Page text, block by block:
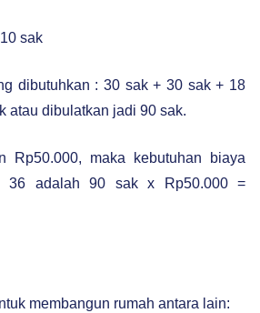
sak
dibutuhkan : 30 sak + 30 sak + 18
atau dibulatkan jadi 90 sak.
Rp50.000, maka kebutuhan biaya
36 adalah 90 sak x Rp50.000 =
membangun rumah antara lain: